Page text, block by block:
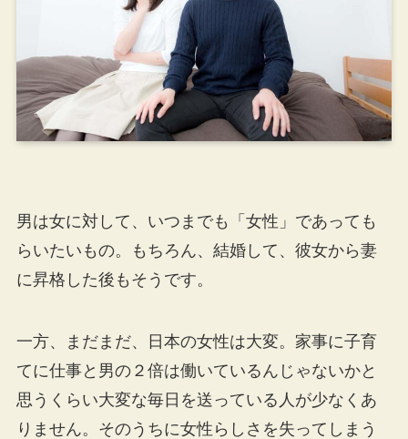
男は女に対して、いつまでも「女性」であっても
らいたいもの。もちろん、結婚して、彼女から妻
に昇格した後もそうです。
一方、まだまだ、日本の女性は大変。家事に子育
てに仕事と男の２倍は働いているんじゃないかと
思うくらい大変な毎日を送っている人が少なくあ
りません。そのうちに女性らしさを失ってしまう